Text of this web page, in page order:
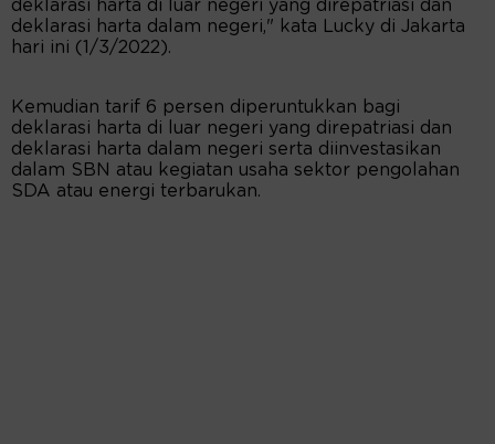
deklarasi harta di luar negeri yang direpatriasi dan
deklarasi harta dalam negeri," kata Lucky di Jakarta
hari ini (1/3/2022).
Kemudian tarif 6 persen diperuntukkan bagi
deklarasi harta di luar negeri yang direpatriasi dan
deklarasi harta dalam negeri serta diinvestasikan
dalam SBN atau kegiatan usaha sektor pengolahan
SDA atau energi terbarukan.